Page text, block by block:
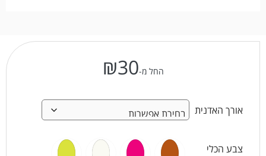
החל מ- ₪30
אורך האדנית
צבע הכלי